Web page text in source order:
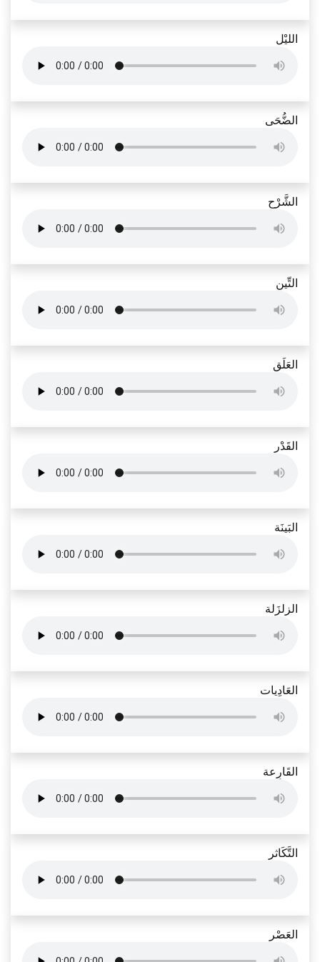
الليْل
الضُّحَى
الشَّرْح
التِّين
العَلَق
القَدْر
البَينَة
الزلزَلة
العَادِيات
القَارِعة
التَّكَاثر
العَصْر